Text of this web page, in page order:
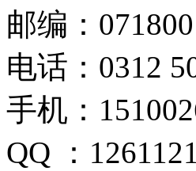
邮编：071800
电话：0312
手机：
QQ ：